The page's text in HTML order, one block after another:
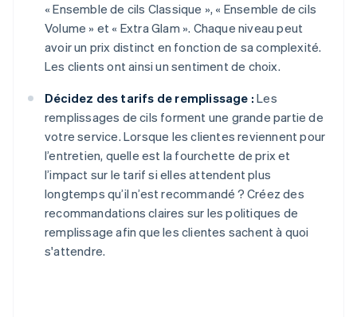
« Ensemble de cils Classique », « Ensemble de cils
Volume » et « Extra Glam ». Chaque niveau peut
avoir un prix distinct en fonction de sa complexité.
Les clients ont ainsi un sentiment de choix.
Décidez des tarifs de remplissage : Les
remplissages de cils forment une grande partie de
votre service. Lorsque les clientes reviennent pour
l’entretien, quelle est la fourchette de prix et
l’impact sur le tarif si elles attendent plus
longtemps qu’il n’est recommandé ? Créez des
recommandations claires sur les politiques de
remplissage afin que les clientes sachent à quoi
s'attendre.